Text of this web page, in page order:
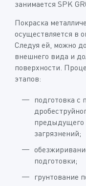
занимается SPK
Покраска
осуществляется в
Следуя ей, можно
внешнего вида и
поверхности.
этапов:
подготовка с
предыдущего
загрязнений;
подготовки;
грунтование